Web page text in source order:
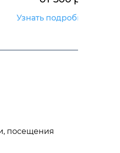
посещения